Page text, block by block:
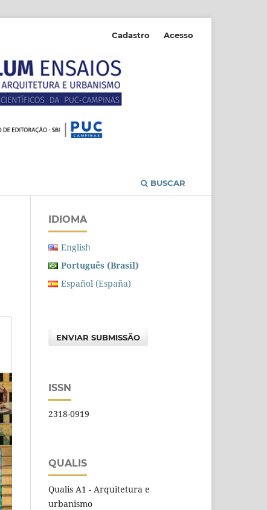
BUSCAR
Cadastro Acesso
IDIOMA
English
Português (Brasil)
Español (España)
ENVIAR SUBMISSÃO
ISSN
2318-0919
QUALIS
Qualis A1 - Arquitetura e
urbanismo